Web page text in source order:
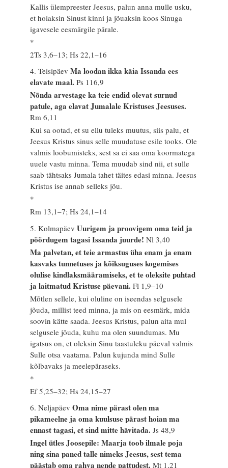
Kallis ülempreester Jeesus, palun anna mulle usku,
et hoiaksin Sinust kinni ja jõuaksin koos Sinuga
igavesele eesmärgile pärale.
*
2Ts 3,6–13; Hs 22,1–16
4. TeisipäevMa loodan ikka käia Issanda ees
elavate maal.Ps 116,9
Nõnda arvestage ka teie endid olevat surnud
patule, aga elavat Jumalale Kristuses Jeesuses.
Rm 6,11
Kui sa ootad, et su ellu tuleks muutus, siis palu, et
Jeesus Kristus sinus selle muudatuse esile tooks. Ole
valmis loobumisteks, sest sa ei saa oma koormatega
uuele vastu minna. Tema muudab sind nii, et sulle
saab tähtsaks Jumala tahet täites edasi minna. Jeesus
Kristus ise annab selleks jõu.
*
Rm 13,1–7; Hs 24,1–14
5. KolmapäevUurigem ja proovigem oma teid ja
pöördugem tagasi Issanda juurde!Nl 3,40
Ma palvetan, et teie armastus üha enam ja enam
kasvaks tunnetuses ja kõiksuguses kogemises
olulise kindlaksmääramiseks, et te oleksite puhtad
ja laitmatud Kristuse päevani.Fl 1,9–10
Mõtlen sellele, kui oluline on iseendas selgusele
jõuda, millist teed minna, ja mis on eesmärk, mida
soovin kätte saada. Jeesus Kristus, palun aita mul
selgusele jõuda, kuhu ma olen suundumas. Mu
igatsus on, et oleksin Sinu taastuleku päeval valmis
Sulle otsa vaatama. Palun kujunda mind Sulle
kõlbavaks ja meelepäraseks.
*
Ef 5,25–32; Hs 24,15–27
6. NeljapäevOma nime pärast olen ma
pikameelne ja oma kuulsuse pärast hoian ma
ennast tagasi, et sind mitte hävitada.Js 48,9
Ingel ütles Joosepile: Maarja toob ilmale poja
ning sina paned talle nimeks Jeesus, sest tema
päästab oma rahva nende pattudest.Mt 1,21